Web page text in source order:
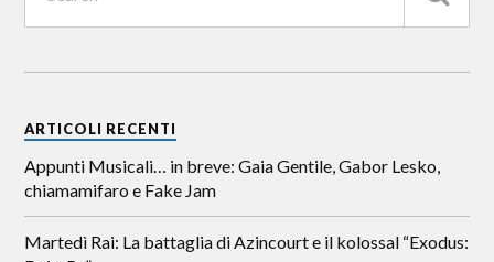
ARTICOLI RECENTI
Appunti Musicali… in breve: Gaia Gentile, Gabor Lesko,
chiamamifaro e Fake Jam
Martedì Rai: La battaglia di Azincourt e il kolossal “Exodus: